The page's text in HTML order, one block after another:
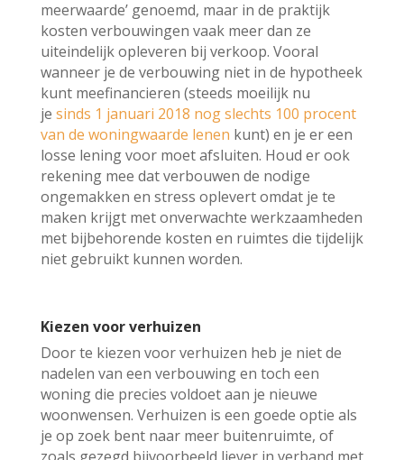
meerwaarde’ genoemd, maar in de praktijk
kosten verbouwingen vaak meer dan ze
uiteindelijk opleveren bij verkoop. Vooral
wanneer je de verbouwing niet in de hypotheek
kunt meefinancieren (steeds moeilijk nu
je sinds 1 januari 2018 nog slechts 100 procent
van de woningwaarde lenen kunt) en je er een
losse lening voor moet afsluiten. Houd er ook
rekening mee dat verbouwen de nodige
ongemakken en stress oplevert omdat je te
maken krijgt met onverwachte werkzaamheden
met bijbehorende kosten en ruimtes die tijdelijk
niet gebruikt kunnen worden.
Kiezen voor verhuizen
Door te kiezen voor verhuizen heb je niet de
nadelen van een verbouwing en toch een
woning die precies voldoet aan je nieuwe
woonwensen. Verhuizen is een goede optie als
je op zoek bent naar meer buitenruimte, of